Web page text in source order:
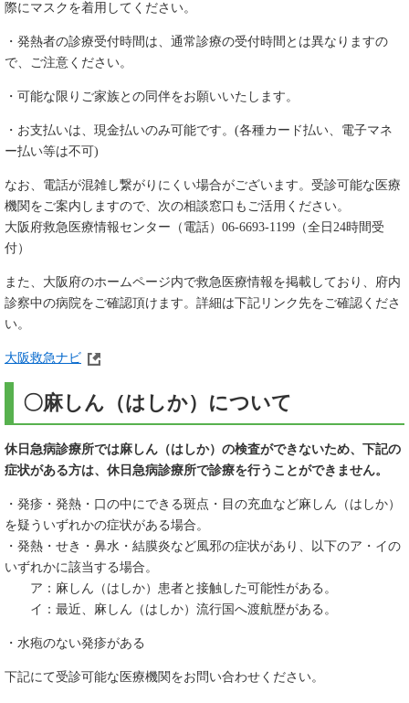
際にマスクを着用してください。
・発熱者の診療受付時間は、通常診療の受付時間とは異なりますの
で、ご注意ください。
・可能な限りご家族との同伴をお願いいたします。
・お支払いは、現金払いのみ可能です。(各種カード払い、電子マネ
ー払い等は不可)
なお、電話が混雑し繋がりにくい場合がございます。受診可能な医療
機関をご案内しますので、次の相談窓口もご活用ください。
大阪府救急医療情報センター（電話）06-6693-1199（全日24時間受
付）
また、大阪府のホームページ内で救急医療情報を掲載しており、府内
診察中の病院をご確認頂けます。詳細は下記リンク先をご確認くださ
い。
大阪救急ナビ
〇麻しん（はしか）について
休日急病診療所では麻しん（はしか）の検査ができないため、下記の
症状がある方は、休日急病診療所で診療を行うことができません。
・発疹・発熱・口の中にできる斑点・目の充血など麻しん（はしか）
を疑ういずれかの症状がある場合。
・発熱・せき・鼻水・結膜炎など風邪の症状があり、以下のア・イの
いずれかに該当する場合。
ア：麻しん（はしか）患者と接触した可能性がある。
イ：最近、麻しん（はしか）流行国へ渡航歴がある。
・水疱のない発疹がある
下記にて受診可能な医療機関をお問い合わせください。